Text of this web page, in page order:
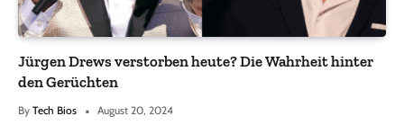
Jürgen Drews verstorben heute? Die Wahrheit hinter
den Gerüchten
By Tech Bios August 20, 2024